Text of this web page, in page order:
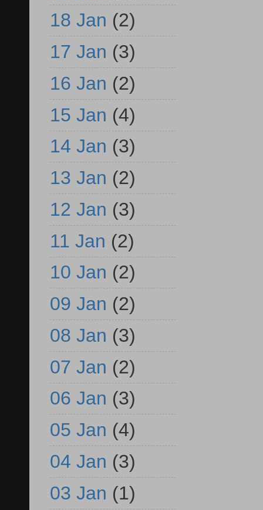
18 Jan (2)
17 Jan (3)
16 Jan (2)
15 Jan (4)
14 Jan (3)
13 Jan (2)
12 Jan (3)
11 Jan (2)
10 Jan (2)
09 Jan (2)
08 Jan (3)
07 Jan (2)
06 Jan (3)
05 Jan (4)
04 Jan (3)
03 Jan (1)